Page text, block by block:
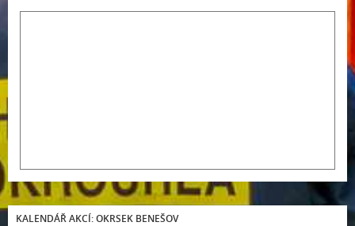
KALENDÁŘ AKCÍ: OKRSEK BENEŠOV